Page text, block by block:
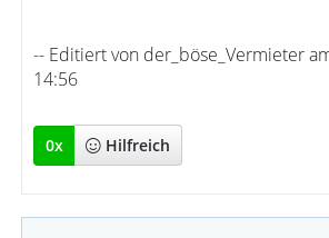
-- Editiert von der_böse_Vermieter
14:56
0x Hilfreich